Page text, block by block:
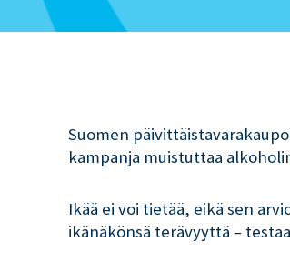
Suomen
kampanja muistuttaa
Ikää ei voi tietää, eikä sen
ikänäkönsä terävyyttä –